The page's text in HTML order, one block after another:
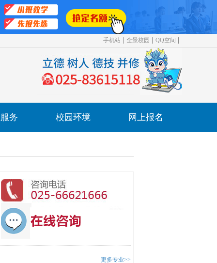
手机站 全景校园 QQ空间
务 校园环境 网上报名
更多专业>>